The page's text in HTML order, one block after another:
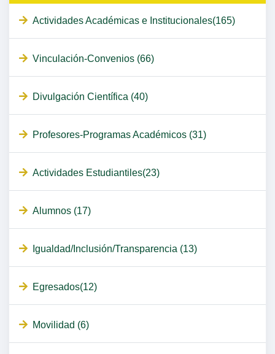
Actividades Académicas e Institucionales(165)
Vinculación-Convenios (66)
Divulgación Científica (40)
Profesores-Programas Académicos (31)
Actividades Estudiantiles(23)
Alumnos (17)
Igualdad/Inclusión/Transparencia (13)
Egresados(12)
Movilidad (6)